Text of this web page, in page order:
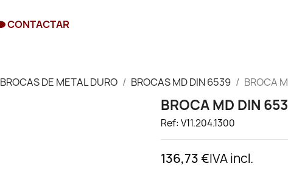
CONTACTAR
BROCAS DE METAL DURO BROCAS MD DIN 6539 BROCA
BROCA MD DIN
Ref: V11.204.1300
136,73 €IVA incl.